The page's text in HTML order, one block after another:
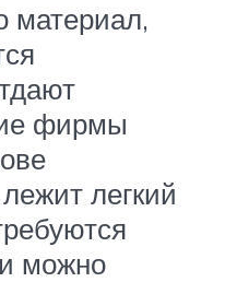
материал,
фирмы
легкий
можно